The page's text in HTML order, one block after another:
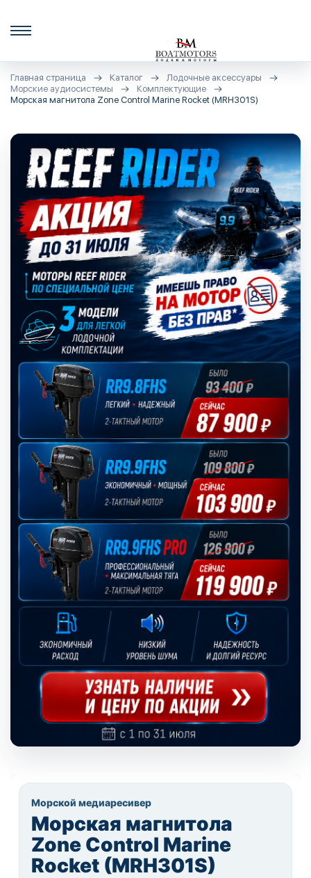
Главная страница Каталог
Лодочные аксессуары
Морские аудиосистемы
Комплектующие
Морская магнитола Zone Control Marine Rocket (MRH301S)
Морской медиаресивер
Морская магнитола
Zone Control Marine
Rocket (MRH301S)